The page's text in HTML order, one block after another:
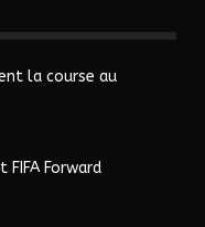
la course au
Forward